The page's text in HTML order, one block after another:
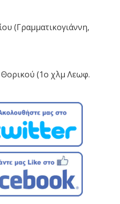
(Γραμματικογιάννη,
Θορικού (1ο χλμ Λεωφ.